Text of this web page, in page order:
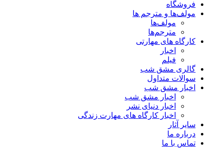
فروشگاه
مولف‌ها و مترجم ها
مولف‌ها
مترجم‌ها
کارگاه های مهارتی
اخبار
فیلم
گالری مشق شب
سوالات متداول
اخبار مشق شب
اخبار مشق شب
اخبار دنیای نشر
اخبار کارگاه های مهارت زندگی
سایر آثار
درباره ما
تماس با ما